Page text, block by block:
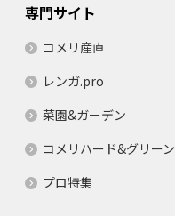
専門サイト
コメリ産直
レンガ.pro
菜園&ガーデン
コメリハード&グリーン
プロ特集